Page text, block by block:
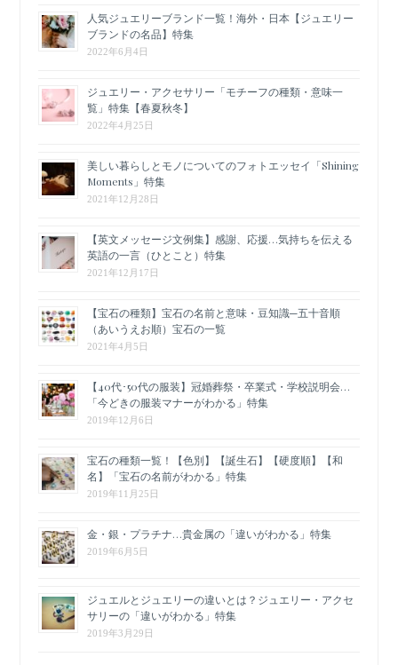
人気ジュエリーブランド一覧！海外・日本【ジュエリー
ブランドの名品】特集
2022年6月4日
ジュエリー・アクセサリー「モチーフの種類・意味一
覧」特集【春夏秋冬】
2022年4月25日
美しい暮らしとモノについてのフォトエッセイ「Shining
Moments」特集
2021年12月28日
【英文メッセージ文例集】感謝、応援…気持ちを伝える
英語の一言（ひとこと）特集
2021年12月17日
【宝石の種類】宝石の名前と意味・豆知識─五十音順
（あいうえお順）宝石の一覧
2021年4月5日
【40代･50代の服装】冠婚葬祭・卒業式・学校説明会…
「今どきの服装マナーがわかる」特集
2019年12月6日
宝石の種類一覧！【色別】【誕生石】【硬度順】【和
名】「宝石の名前がわかる」特集
2019年11月25日
金・銀・プラチナ…貴金属の「違いがわかる」特集
2019年6月5日
ジュエルとジュエリーの違いとは？ジュエリー・アクセ
サリーの「違いがわかる」特集
2019年3月29日